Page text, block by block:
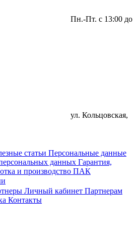
Пн.-Пт. с 13:00 до
ул. Кольцовская,
статьи Персональные данные
данных Гарантия,
и производство ПАК
Личный кабинет Партнерам
Контакты